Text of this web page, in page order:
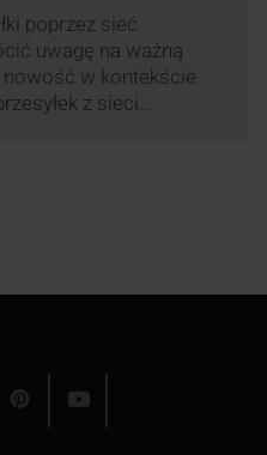
poprzez sieć
uwagę na ważną
nowość w kontekście
z sieci